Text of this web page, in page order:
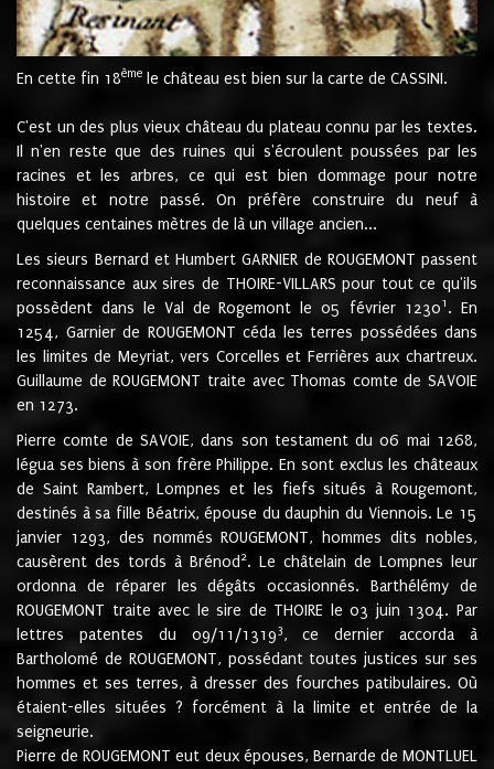
En cette fin 18ème le château est bien sur la carte de CASSINI.
C'est un des plus vieux château du plateau connu par les textes.
Il n'en reste que des ruines qui s'écroulent poussées par les
racines et les arbres, ce qui est bien dommage pour notre
histoire et notre passé. On préfère construire du neuf à
quelques centaines mètres de là un village ancien...
Les sieurs Bernard et Humbert GARNIER de ROUGEMONT passent
reconnaissance aux sires de THOIRE-VILLARS pour tout ce qu'ils
possèdent dans le Val de Rogemont le 05 février 12301 . En
1254, Garnier de ROUGEMONT céda les terres possédées dans
les limites de Meyriat, vers Corcelles et Ferrières aux chartreux.
Guillaume de ROUGEMONT traite avec Thomas comte de SAVOIE
en 1273.
Pierre comte de SAVOIE, dans son testament du 06 mai 1268,
légua ses biens à son frère Philippe. En sont exclus les châteaux
de Saint Rambert, Lompnes et les fiefs situés à Rougemont,
destinés à sa fille Béatrix, épouse du dauphin du Viennois. Le 15
janvier 1293, des nommés ROUGEMONT, hommes dits nobles,
causèrent des tords à Brénod 2. Le châtelain de Lompnes leur
ordonna de réparer les dégâts occasionnés. Barthélémy de
ROUGEMONT traite avec le sire de THOIRE le 03 juin 1304. Par
lettres patentes du 09/11/13193, ce dernier accorda à
Bartholomé de ROUGEMONT, possédant toutes justices sur ses
hommes et ses terres, à dresser des fourches patibulaires. Où
étaient-elles situées ? forcément à la limite et entrée de la
seigneurie.
Pierre de ROUGEMONT eut deux épouses, Bernarde de MONTLUEL